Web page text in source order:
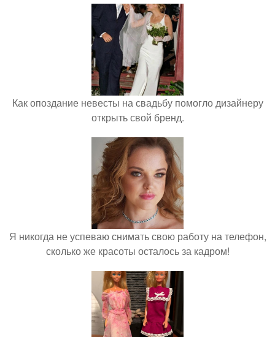
Как опоздание невесты на свадьбу помогло дизайнеру
открыть свой бренд.
Я никогда не успеваю снимать свою работу на телефон,
сколько же красоты осталось за кадром!